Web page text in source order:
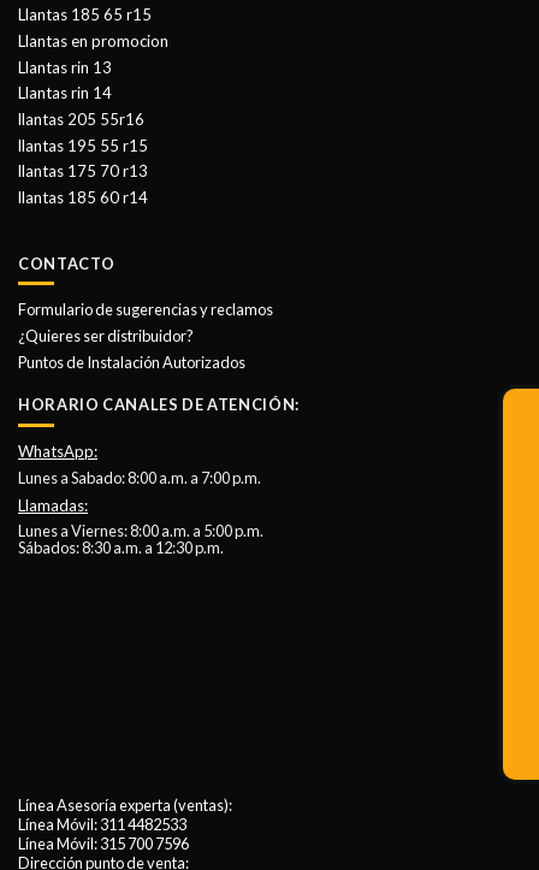
Llantas 185 65 r15
Llantas en promocion
Llantas rin 13
Llantas rin 14
llantas 205 55r16
llantas 195 55 r15
llantas 175 70 r13
llantas 185 60 r14
CONTACTO
Formulario de sugerencias y reclamos
¿Quieres ser distribuidor?
Puntos de Instalación Autorizados
HORARIO CANALES DE ATENCIÓN:
WhatsApp:
Lunes a Sabado: 8:00 a.m. a 7:00 p.m.
Llamadas:
Lunes a Viernes: 8:00 a.m. a 5:00 p.m.
Sábados: 8:30 a.m. a 12:30 p.m.
Línea Asesoría experta (ventas):
Línea Móvil:311 4482533
Línea Móvil:315 700 7596
Dirección punto de venta: